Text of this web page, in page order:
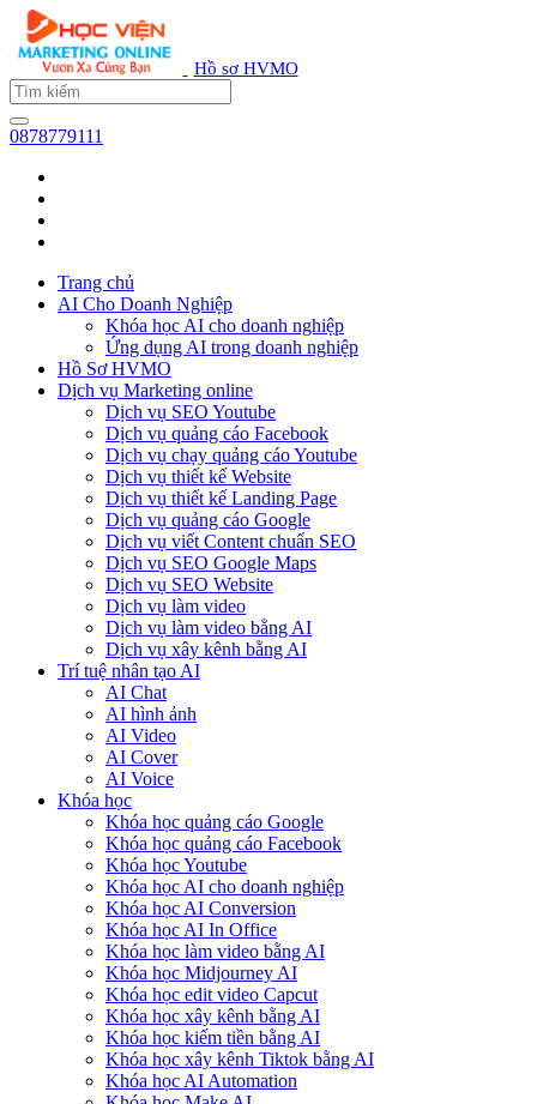
Hồ sơ HVMO
0878779111
Trang chủ
AI Cho Doanh Nghiệp
Khóa học AI cho doanh nghiệp
Ứng dụng AI trong doanh nghiệp
Hồ Sơ HVMO
Dịch vụ Marketing online
Dịch vụ SEO Youtube
Dịch vụ quảng cáo Facebook
Dịch vụ chạy quảng cáo Youtube
Dịch vụ thiết kế Website
Dịch vụ thiết kế Landing Page
Dịch vụ quảng cáo Google
Dịch vụ viết Content chuẩn SEO
Dịch vụ SEO Google Maps
Dịch vụ SEO Website
Dịch vụ làm video
Dịch vụ làm video bằng AI
Dịch vụ xây kênh bằng AI
Trí tuệ nhân tạo AI
AI Chat
AI hình ảnh
AI Video
AI Cover
AI Voice
Khóa học
Khóa học quảng cáo Google
Khóa học quảng cáo Facebook
Khóa học Youtube
Khóa học AI cho doanh nghiệp
Khóa học AI Conversion
Khóa học AI In Office
Khóa học làm video bằng AI
Khóa học Midjourney AI
Khóa học edit video Capcut
Khóa học xây kênh bằng AI
Khóa học kiếm tiền bằng AI
Khóa học xây kênh Tiktok bằng AI
Khóa học AI Automation